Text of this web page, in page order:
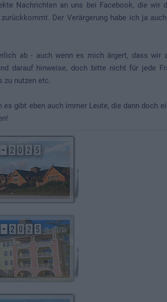
Nachrichten an uns bei Facebook, die wir
Der Verärgerung habe ich ja
ab - auch wenn es mich ärgert, dass wir
darauf hinweise, doch bitte nicht für jede
zu nutzen etc.
gibt eben auch immer Leute, die dann doch